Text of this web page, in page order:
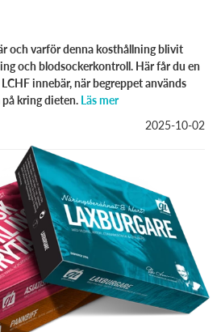
och varför denna kosthållning blivit
och blodsockerkontroll. Här får du en
innebär, när begreppet används
kring dieten. Läs mer
2025-10-02